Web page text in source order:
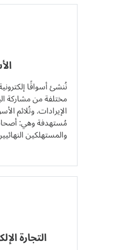
نُنشئ أسواقًا
مختلفة من مشاركة
الإيرادات. وتُلائم
مُستهدفة وهي: أصحاب
والمستهلكين
التجارة